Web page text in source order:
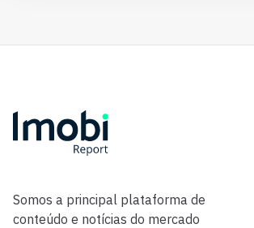
Somos a principal plataforma de
conteúdo e notícias do mercado